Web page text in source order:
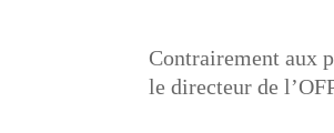
Contrairement aux
le directeur de